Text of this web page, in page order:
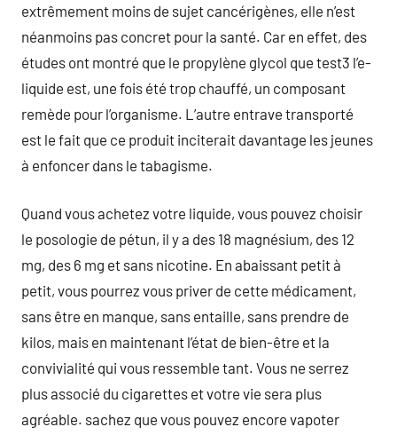
extrêmement moins de sujet cancérigènes, elle n’est
néanmoins pas concret pour la santé. Car en effet, des
études ont montré que le propylène glycol que test3 l’e-
liquide est, une fois été trop chauffé, un composant
remède pour l’organisme. L’autre entrave transporté
est le fait que ce produit inciterait davantage les jeunes
à enfoncer dans le tabagisme.
Quand vous achetez votre liquide, vous pouvez choisir
le posologie de pétun, il y a des 18 magnésium, des 12
mg, des 6 mg et sans nicotine. En abaissant petit à
petit, vous pourrez vous priver de cette médicament,
sans être en manque, sans entaille, sans prendre de
kilos, mais en maintenant l’état de bien-être et la
convivialité qui vous ressemble tant. Vous ne serrez
plus associé du cigarettes et votre vie sera plus
agréable. sachez que vous pouvez encore vapoter